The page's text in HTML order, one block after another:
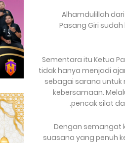
Alhamdulillah
Pasang Giri
Sementara itu Ketua
tidak hanya menjadi
sebagai sarana
kebersamaan.
pencak silat
Dengan semangat
suasana yang penuh